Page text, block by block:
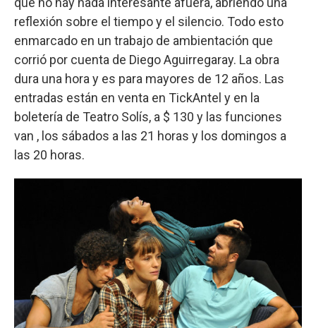
reflexión sobre el tiempo y el silencio. Todo esto
enmarcado en un trabajo de ambientación que
corrió por cuenta de Diego Aguirregaray. La obra
dura una hora y es para mayores de 12 años. Las
entradas están en venta en TickAntel y en la
boletería de Teatro Solís, a $ 130 y las funciones
van , los sábados a las 21 horas y los domingos a
las 20 horas.